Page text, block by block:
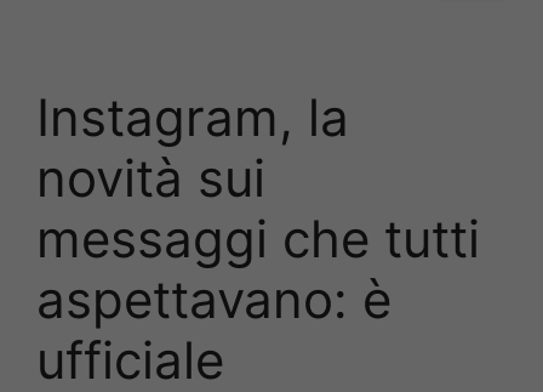
Instagram, la
novità sui
messaggi che tutti
aspettavano: è
ufficiale